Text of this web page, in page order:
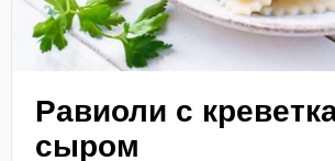
Равиоли с
сыром